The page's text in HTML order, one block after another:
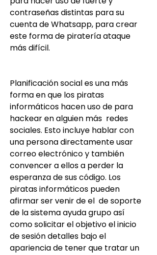
contraseñas distintas para su
cuenta de Whatsapp, para crear
este forma de piratería ataque
más difícil.
Planificación social es una más
forma en que los piratas
informáticos hacen uso de para
hackear en alguien más  redes
sociales. Esto incluye hablar con
una persona directamente usar
correo electrónico y también
convencer a ellos a perder la
esperanza de sus código. Los
piratas informáticos pueden
afirmar ser venir de el  de soporte
de la sistema ayuda grupo así
como solicitar el objetivo el inicio
de sesión detalles bajo el
apariencia de tener que tratar un